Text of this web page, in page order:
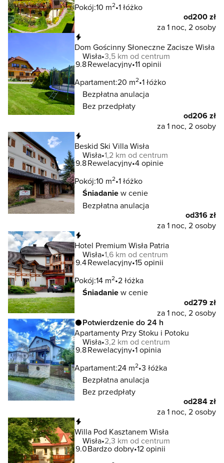
Pokój:10 m2 1 łóżko
od200 zł
za 1 noc, 2 osoby
Dom Gościnny Słoneczne Zacisze Wisła
Wisła 3,5 km od centrum
9.8Rewelacyjny 11 opinii
Apartament:20 m2 1 łóżko
Bezpłatna anulacja
Bez przedpłaty
od206 zł
za 1 noc, 2 osoby
Beskid Ski Villa Wisła
Wisła 1,2 km od centrum
9.8Rewelacyjny 4 opinie
Pokój:10 m2 1 łóżko
Śniadaniew cenie
Bezpłatna anulacja
od316 zł
za 1 noc, 2 osoby
Hotel Premium Wisła Patria
Wisła 1,6 km od centrum
9.4Rewelacyjny 15 opinii
Pokój:14 m2 2 łóżka
Śniadaniew cenie
od279 zł
za 1 noc, 2 osoby
Potwierdzenie do 24 h
Apartamenty Przy Stoku i Potoku
Wisła 3,2 km od centrum
9.8Rewelacyjny 1 opinia
Apartament:24 m2 3 łóżka
Bezpłatna anulacja
Bez przedpłaty
od284 zł
za 1 noc, 2 osoby
Willa Pod Kasztanem Wisła
Wisła 2,3 km od centrum
9.0Bardzo dobry 12 opinii